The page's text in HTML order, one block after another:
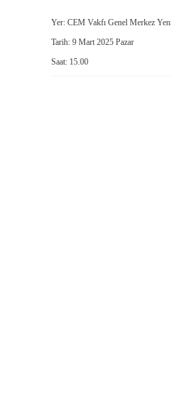
Yer: CEM Vakfı Genel Merkez
Tarih: 9 Mart 2025 Pazar
Saat: 15.00